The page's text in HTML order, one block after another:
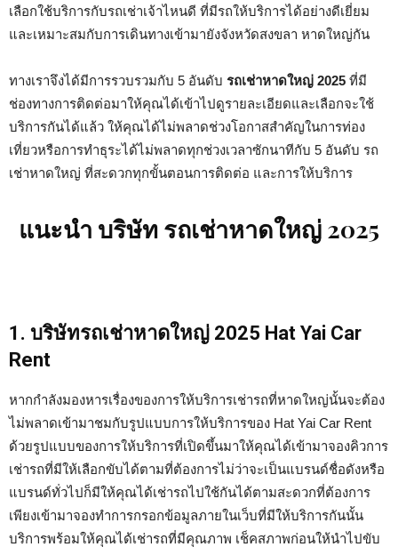
เลือกใช้บริการกับรถเช่าเจ้าไหนดี ที่มีรถให้บริการได้อย่างดีเยี่ยม
และเหมาะสมกับการเดินทางเข้ามายังจังหวัดสงขลา หาดใหญ่กัน
ทางเราจึงได้มีการรวบรวมกับ 5 อันดับ รถเช่าหาดใหญ่ 2025 ที่มี
ช่องทางการติดต่อมาให้คุณได้เข้าไปดูรายละเอียดและเลือกจะใช้
บริการกันได้แล้ว ให้คุณได้ไม่พลาดช่วงโอกาสสำคัญในการท่อง
เที่ยวหรือการทำธุระได้ไม่พลาดทุกช่วงเวลาซักนาทีกับ 5 อันดับ รถ
เช่าหาดใหญ่ ที่สะดวกทุกขั้นตอนการติดต่อ และการให้บริการ
แนะนำ บริษัท รถเช่าหาดใหญ่ 2025
1. บริษัทรถเช่าหาดใหญ่ 2025 Hat Yai Car
Rent
หากกำลังมองหารเรื่องของการให้บริการเช่ารถที่หาดใหญ่นั้นจะต้อง
ไม่พลาดเข้ามาชมกับรูปแบบการให้บริการของ Hat Yai Car Rent
ด้วยรูปแบบของการให้บริการที่เปิดขึ้นมาให้คุณได้เข้ามาจองคิวการ
เช่ารถที่มีให้เลือกขับได้ตามที่ต้องการไม่ว่าจะเป็นแบรนด์ชื่อดังหรือ
แบรนด์ทั่วไปก็มีให้คุณได้เช่ารถไปใช้กันได้ตามสะดวกที่ต้องการ
เพียงเข้ามาจองทำการกรอกข้อมูลภายในเว็บที่มีให้บริการกันนั้น
บริการพร้อมให้คุณได้เช่ารถที่มีคุณภาพ เช็คสภาพก่อนให้นำไปขับ